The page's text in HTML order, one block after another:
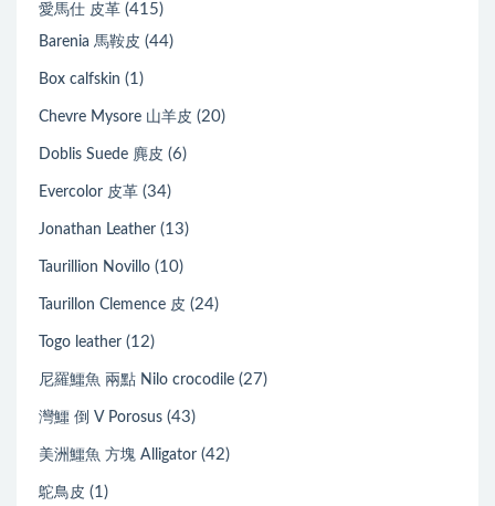
愛馬仕 皮革 (415)
Barenia 馬鞍皮 (44)
Box calfskin (1)
Chevre Mysore 山羊皮 (20)
Doblis Suede 麂皮 (6)
Evercolor 皮革 (34)
Jonathan Leather (13)
Taurillion Novillo (10)
Taurillon Clemence 皮 (24)
Togo leather (12)
尼羅鱷魚 兩點 Nilo crocodile (27)
灣鱷 倒 V Porosus (43)
美洲鱷魚 方塊 Alligator (42)
鴕鳥皮 (1)